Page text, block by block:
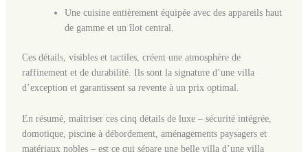
Une cuisine entièrement équipée avec des appareils haut
de gamme et un îlot central.
Ces détails, visibles et tactiles, créent une atmosphère de
raffinement et de durabilité. Ils sont la signature d’une villa
d’exception et garantissent sa revente à un prix optimal.
En résumé, maîtriser ces cinq détails de luxe – sécurité intégrée,
domotique, piscine à débordement, aménagements paysagers et
matériaux nobles – est ce qui sépare une belle villa d’une villa